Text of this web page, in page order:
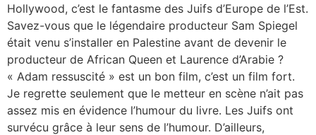
Hollywood, c’est le fantasme des Juifs d’Europe de l’Est.
Savez-vous que le légendaire producteur Sam Spiegel
était venu s’installer en Palestine avant de devenir le
producteur de African Queen et Laurence d’Arabie ?
« Adam ressuscité » est un bon film, c’est un film fort.
Je regrette seulement que le metteur en scène n’ait pas
assez mis en évidence l’humour du livre. Les Juifs ont
survécu grâce à leur sens de l’humour. D’ailleurs,